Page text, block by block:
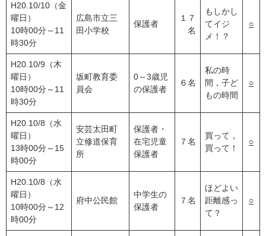
H20.10/10（金
曜日）
10時00分～11
時30分
広島市立三
田小学校
保護者
１７
名
もしかし
てイジ
メ！？
○
H20.10/9（木
曜日）
10時00分～11
時30分
坂町教育委
員会
0～3歳児
の保護者
６名
私の時
間，子ど
もの時間
○
H20.10/8（水
曜日）
13時00分～15
時00分
安芸太田町
立修道保育
所
保護者・
在宅児童
保護者
７名
買って，
買って！
○
H20.10/8（水
曜日）
10時00分～12
時00分
府中公民館
中学生の
保護者
７名
ほどよい
距離感っ
て？
○